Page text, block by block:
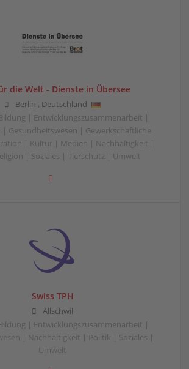
die Welt - Dienste in Übersee
Berlin , Deutschland
| Entwicklungszusammenarbeit |
| Gesundheitswesen | Gewerkschaftliche
| Kultur | Medien | Nachhaltigkeit |
| Soziales | Tierschutz | Umwelt
Swiss TPH
Allschwil
| Entwicklungszusammenarbeit |
| Nachhaltigkeit | Politik | Soziales |
Umwelt